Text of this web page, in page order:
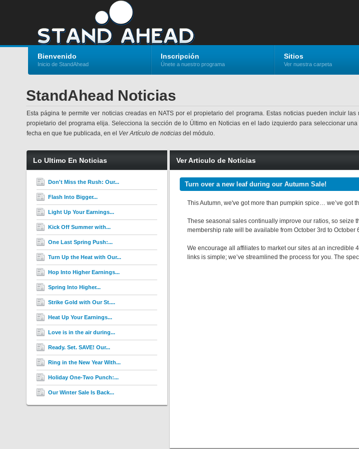
Bienvenido
Inicio de StandAhead
Inscripción
Únete a nuestro programa
Sitios
Ver nuestra carpeta
StandAhead Noticias
Esta página te permite ver noticias creadas en NATS por el propietario del programa. Estas noticias pueden incluir
propietario del programa elija. Selecciona la sección de lo Último en Noticias en el lado izquierdo para seleccionar
fecha en que fue publicada, en el Ver Artículo de noticias del módulo.
Lo Ultimo En Noticias
Don't Miss the Rush: Our...
Flash Into Bigger...
Light Up Your Earnings...
Kick Off Summer with...
One Last Spring Push:...
Turn Up the Heat with Our...
Hop Into Higher Earnings...
Spring Into Higher...
Strike Gold with Our St....
Heat Up Your Earnings...
Love is in the air during...
Ready. Set. SAVE! Our...
Ring in the New Year With...
Holiday One-Two Punch:...
Our Winter Sale Is Back...
Ver Articulo de Noticias
Turn over a new leaf during our Autumn Sale!
This Autumn, we've got more than pumpkin spice… we’ve got
These seasonal sales continually improve our ratios, so seize
membership rate will be available from October 3rd to October
We encourage all affiliates to market our sites at an incredible
links is simple; we’ve streamlined the process for you. The